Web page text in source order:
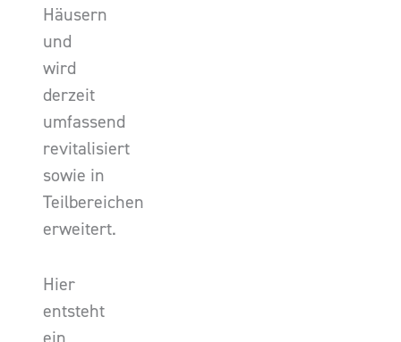
Häusern
und
wird
derzeit
umfassend
revitalisiert
sowie in
Teilbereichen
erweitert.
Hier
entsteht